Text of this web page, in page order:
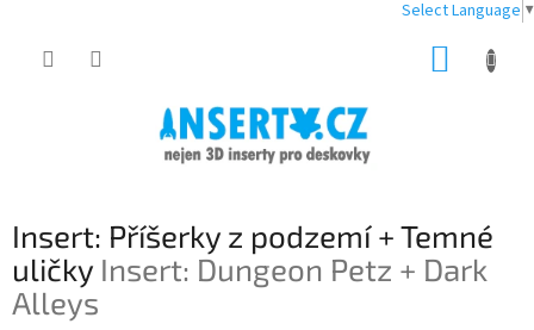
Select Language ▼
Insert: Příšerky z podzemí + Temné
uličky Insert: Dungeon Petz + Dark
Alleys